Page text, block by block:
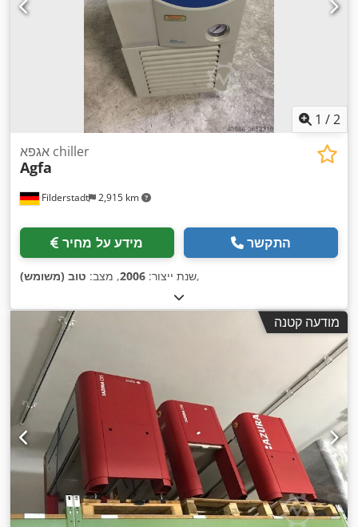
1 /2
Filderstadt 2,915 km
אגפא chiller
Agfa
מידע על מחיר התקשר
שנת ייצור: 2006, מצב: טוב (משומש) ,
מודעה קטנה